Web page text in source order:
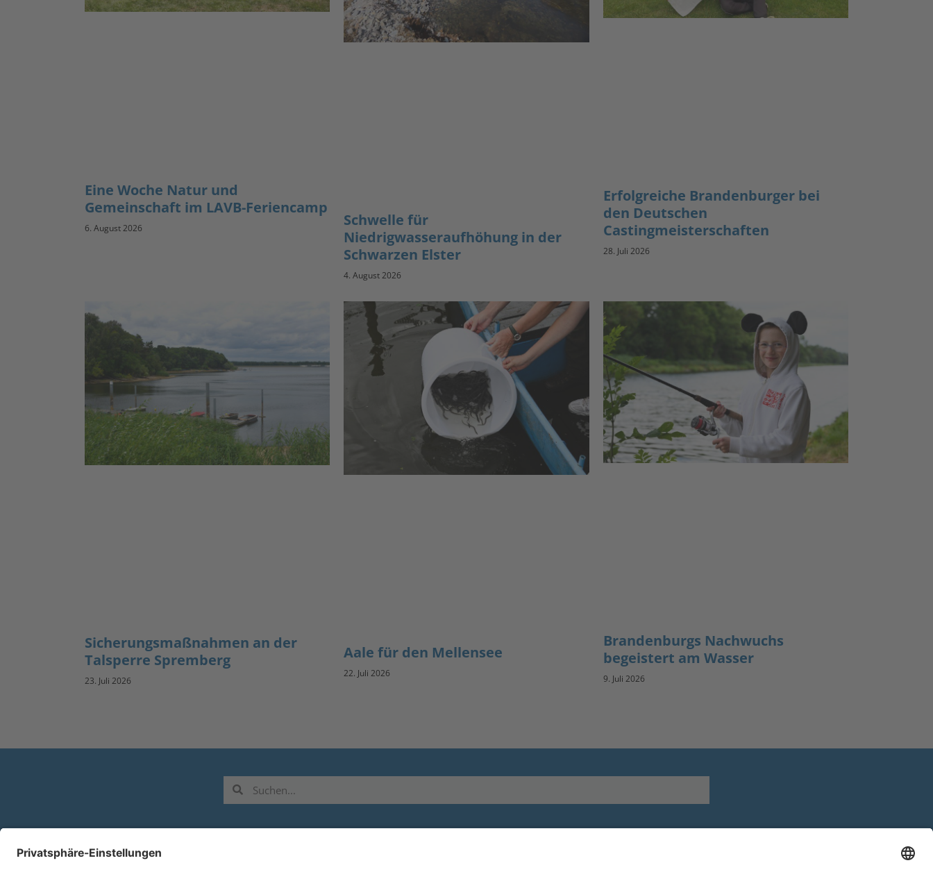
Eine Woche Natur und
Gemeinschaft im LAVB-Feriencamp
6. August 2026
Schwelle für
Niedrigwasseraufhöhung in der
Schwarzen Elster
4. August 2026
Erfolgreiche Brandenburger bei
den Deutschen
Castingmeisterschaften
28. Juli 2026
Sicherungsmaßnahmen an der
Talsperre Spremberg
23. Juli 2026
Aale für den Mellensee
22. Juli 2026
Brandenburgs Nachwuchs
begeistert am Wasser
9. Juli 2026